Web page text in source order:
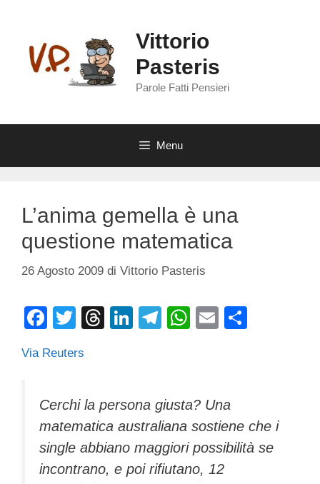
contenuto
Vittorio
Pasteris
Parole Fatti Pensieri
Menu
L’anima gemella è una
questione matematica
26 Agosto 2009 di Vittorio Pasteris
F
c
b
o
o
k
T
tt
T
d
s
Li
dI
n
T
a
m
W
A
p
p
E
di
Via Reuters
Cerchi la persona giusta? Una
matematica australiana sostiene che i
single abbiano maggiori possibilità se
incontrano, e poi rifiutano, 12